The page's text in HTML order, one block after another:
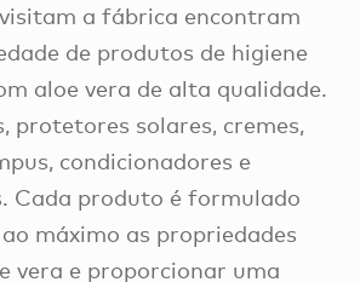
a fábrica encontram
de produtos de higiene
aloe vera de alta qualidade.
protetores solares, cremes,
condicionadores e
Cada produto é formulado
máximo as propriedades
vera e proporcionar uma